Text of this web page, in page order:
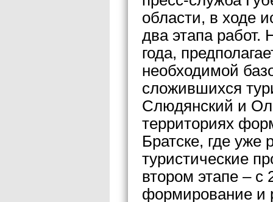
области, в ходе
два этапа работ.
года,
необходимой
сложившихся
Слюдянский и
территориях
Братске, где уже
туристические
втором этапе – с
формирование и